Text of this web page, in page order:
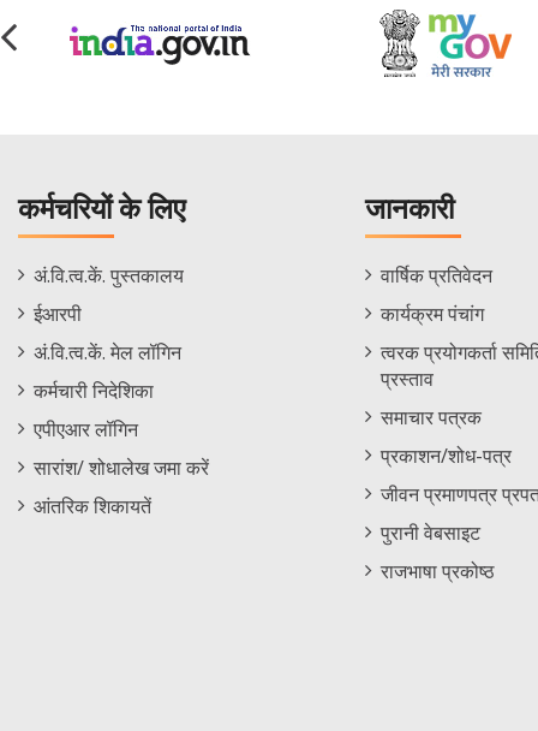
कर्मचरियों के लिए
Staff
Footer
Menu
अं.वि.त्व.कें. पुस्तकालय
ईआरपी
अं.वि.त्व.कें. मेल लॉगिन
कर्मचारी निदेशिका
एपीएआर लॉगिन
सारांश/ शोधालेख जमा करें
आंतरिक शिकायतें
जानकारी
Informations
Menu
वार्षिक प्रतिवेदन
कार्यक्रम पंचांग
त्वरक प्रयोगकर्ता
प्रस्ताव
समाचार पत्रक
प्रकाशन/शोध-पत्र
जीवन प्रमाणपत्र
पुरानी वेबसाइट
राजभाषा प्रकोष्ठ